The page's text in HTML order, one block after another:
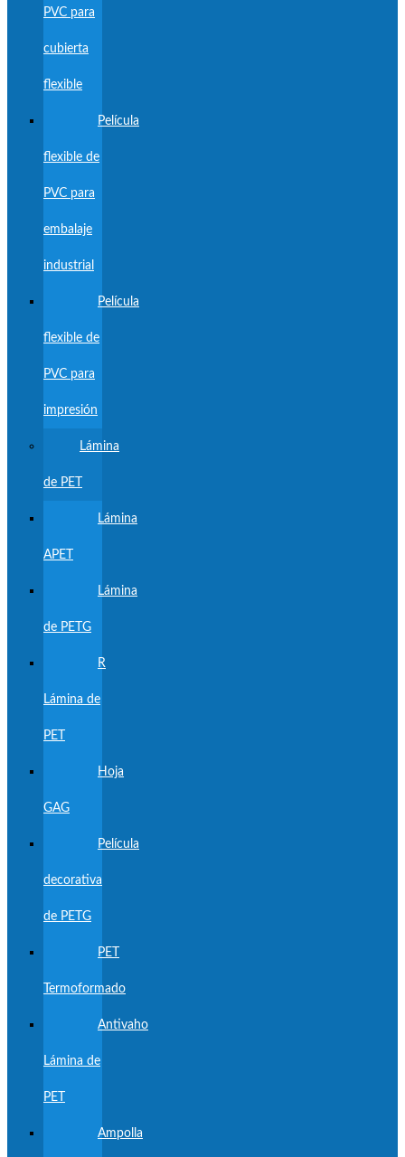
PVC para
cubierta
flexible
Película
flexible de
PVC para
embalaje
industrial
Película
flexible de
PVC para
impresión
Lámina
de PET
Lámina
APET
Lámina
de PETG
R
Lámina de
PET
Hoja
GAG
Película
decorativa
de PETG
PET
Termoformado
Antivaho
Lámina de
PET
Ampolla